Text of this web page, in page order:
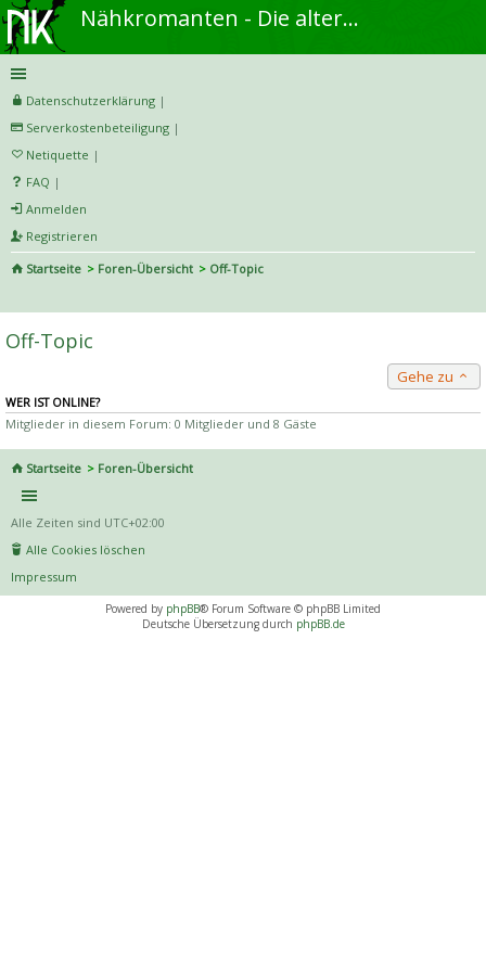
Nähkromanten - Die alternative Näh- und DIY-Community
Datenschutzerklärung |
Serverkostenbeteiligung |
Netiquette |
FAQ |
Anmelden
Registrieren
Startseite
Foren-Übersicht
Off-Topic
he
Off-Topic
Gehe zu
WER IST ONLINE?
Mitglieder in diesem Forum: 0 Mitglieder und 8 Gäste
Startseite Foren-Übersicht
Alle Zeiten sind UTC+02:00
Alle Cookies löschen
Impressum
Powered by phpBB® Forum Software © phpBB Limited
Deutsche Übersetzung durch phpBB.de